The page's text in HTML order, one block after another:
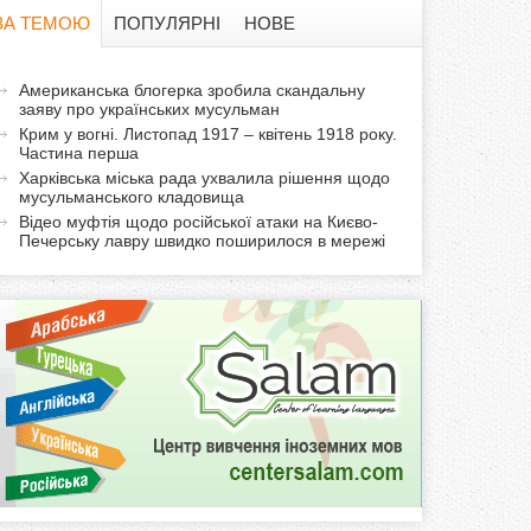
а
ф
р
м
а
ТЕМОЮ
т
ПОПУЛЯРНІ НОВЕ
Американська блогерка зробила скандальну
заяву про українських мусульман
Крим у вогні. Листопад 1917 – квітень 1918 року.
Частина перша
Харківська міська рада ухвалила рішення щодо
мусульманського кладовища
Відео муфтія щодо російської атаки на Києво-
Печерську лавру швидко поширилося в мережі